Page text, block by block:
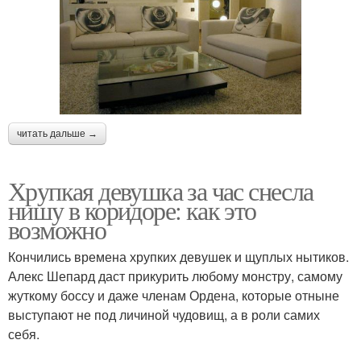
читать дальше →
Хрупкая девушка за час снесла
нишу в коридоре: как это
возможно
Кончились времена хрупких девушек и щуплых нытиков.
Алекс Шепард даст прикурить любому монстру, самому
жуткому боссу и даже членам Ордена, которые отныне
выступают не под личиной чудовищ, а в роли самих
себя.